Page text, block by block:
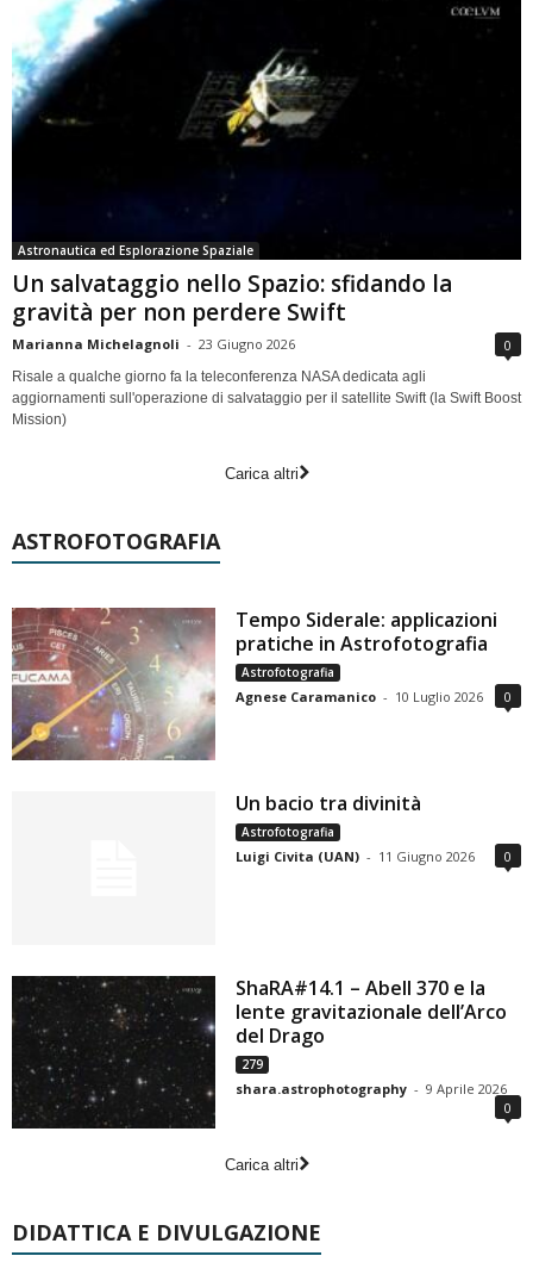
Astronautica ed Esplorazione Spaziale
Un salvataggio nello Spazio: sfidando la
gravità per non perdere Swift
Marianna Michelagnoli - 23 Giugno 2026 0
Risale a qualche giorno fa la teleconferenza NASA dedicata agli
aggiornamenti sull'operazione di salvataggio per il satellite Swift (la Swift Boost
Mission)
Carica altri
ASTROFOTOGRAFIA
Tempo Siderale: applicazioni
pratiche in Astrofotografia
Astrofotografia
Agnese Caramanico - 10 Luglio 2026 0
Un bacio tra divinità
Astrofotografia
Luigi Civita (UAN) - 11 Giugno 2026 0
ShaRA#14.1 – Abell 370 e la
lente gravitazionale dell’Arco
del Drago
279
shara.astrophotography - 9 Aprile 2026
0
Carica altri
DIDATTICA E DIVULGAZIONE